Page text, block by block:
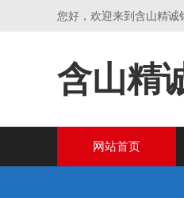
您好，欢迎来到含山精诚
含山精
网站首页